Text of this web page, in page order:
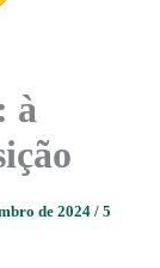
à
de 2024/ 5